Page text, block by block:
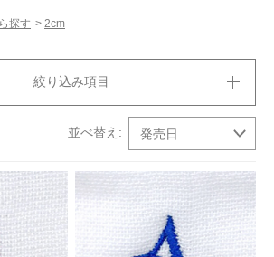
絞り込み項目
探す > 2cm